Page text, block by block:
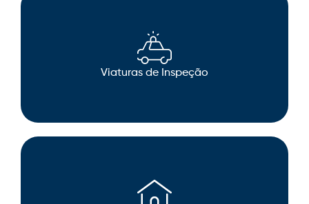
Viaturas de Inspeção